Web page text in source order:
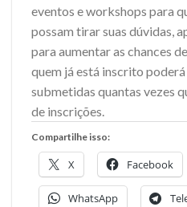
eventos e workshops para
possam tirar suas dúvidas,
para aumentar as chances
quem já está inscrito
submetidas quantas vezes
de inscrições.
Compartilhe isso:
X Facebook
WhatsApp